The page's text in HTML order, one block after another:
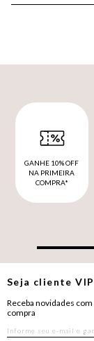
GANHE 10% OFF
NA PRIMEIRA
COMPRA*
Seja clienteVIP
Receba novidades com
compra